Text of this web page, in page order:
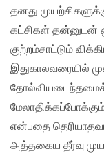
தனது
கட்சிகள் தன்னுடன்
குற்றம்சாட்டும்
இதுகாலவரையில்
என்பதை
அத்தகைய தீர்வு